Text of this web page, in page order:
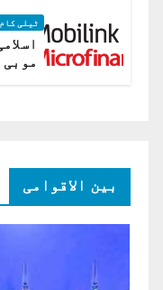
ٹیلی
بین الاقوامی